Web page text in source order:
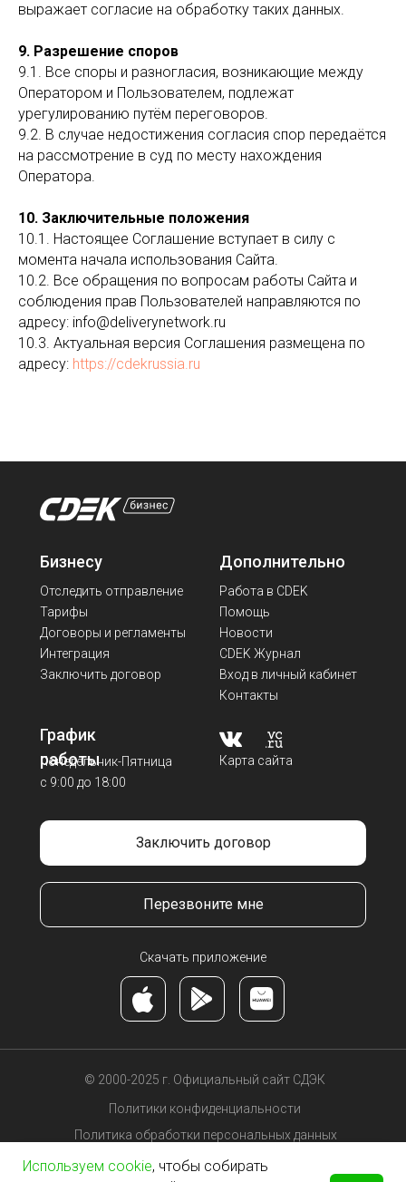
выражает согласие на обработку таких данных.
9. Разрешение споров
9.1. Все споры и разногласия, возникающие между
Оператором и Пользователем, подлежат
урегулированию путём переговоров.
9.2. В случае недостижения согласия спор передаётся
на рассмотрение в суд по месту нахождения
Оператора.
10. Заключительные положения
10.1. Настоящее Соглашение вступает в силу с
момента начала использования Сайта.
10.2. Все обращения по вопросам работы Сайта и
соблюдения прав Пользователей направляются по
адресу: info@deliverynetwork.ru
10.3. Актуальная версия Соглашения размещена по
адресу: https://cdekrussia.ru
Бизнесу Дополнительно
Отследить отправление
Тарифы
Договоры и регламенты
Интеграция
Работа в CDEK
Помощь
Новости
CDEK Журнал
Заключить договор
Перезвоните мне
© 2000-2025 г. Официальный сайт СДЭК
Понедельник-Пятница
Заключить договор Вход в личный кабинет
Карта сайта
Контакты
График
работы
Скачать приложение
с 9:00 до 18:00
Пользовательское соглашение
Политика обработки персональных данных
Политики конфиденциальности
Используем cookie, чтобы собирать